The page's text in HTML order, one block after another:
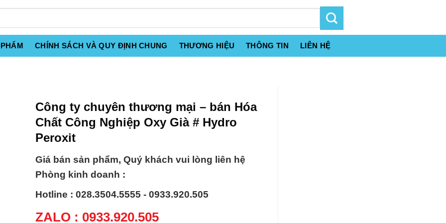
CHÍNH SÁCH VÀ QUY ĐỊNH CHUNG THƯƠNG HIỆU THÔNG TIN LIÊN HỆ
Công ty chuyên thương mại – bán Hóa
Chất Công Nghiệp Oxy Già # Hydro
Peroxit
Giá bán sản phẩm, Quý khách vui lòng liên hệ
Phòng kinh doanh :
Hotline : 028.3504.5555 - 0933.920.505
ZALO : 0933.920.505